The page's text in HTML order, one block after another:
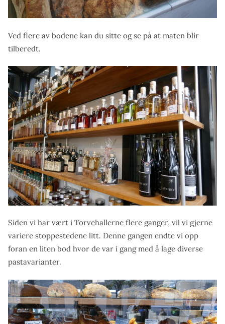
Ved flere av bodene kan du sitte og se på at maten blir
tilberedt.
Siden vi har vært i Torvehallerne flere ganger, vil vi gjerne
variere stoppestedene litt. Denne gangen endte vi opp
foran en liten bod hvor de var i gang med å lage diverse
pastavarianter.